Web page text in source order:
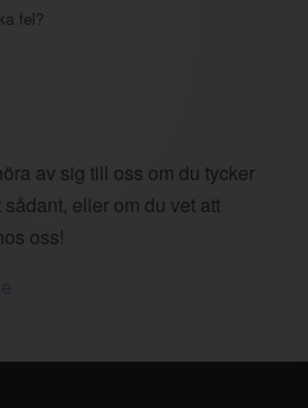
fel?
av sig till oss om du tycker
eller om du vet att
oss!